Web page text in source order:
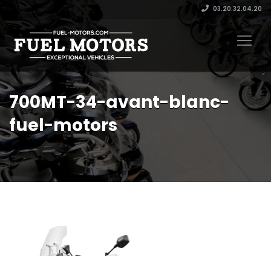
03.20.32.04.20
700MT-34-avant-blanc-
fuel-motors